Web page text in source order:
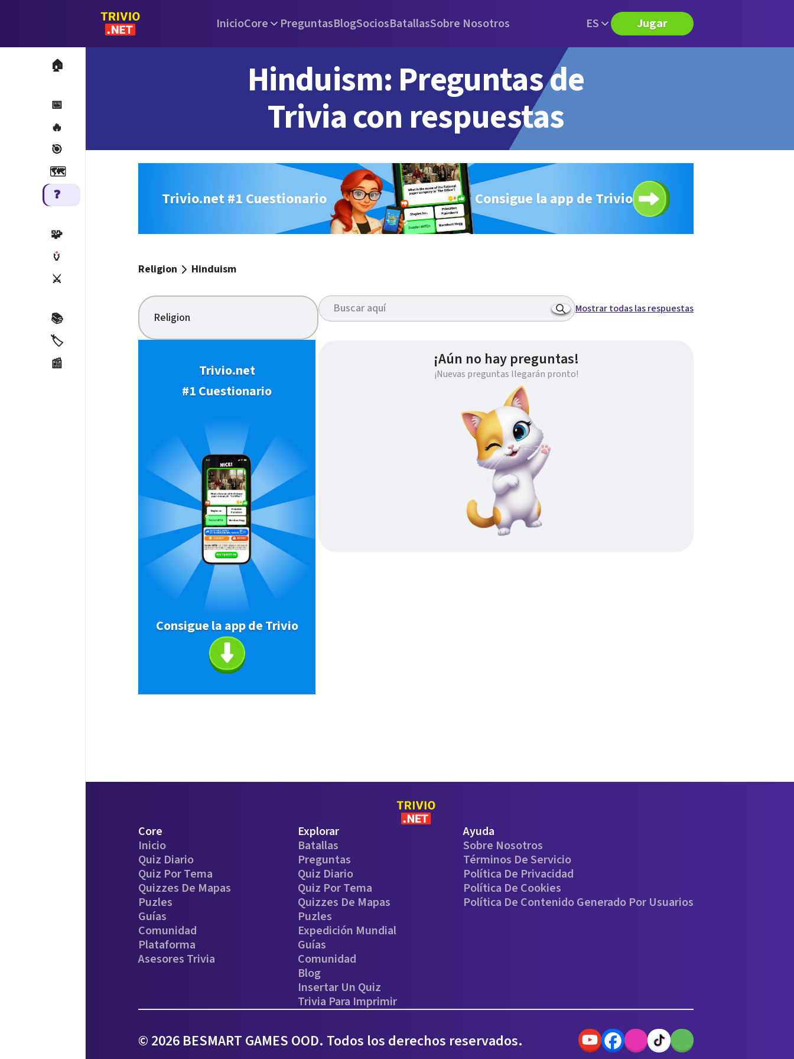
InicioCore PreguntasBlogSociosBatallasSobre Nosotros ES Jugar
🏠
📅
🔥
🎯
🗺️
❓
🧩
🏺
⚔️
📚
🏷️
📰
Hinduism: Preguntas de
Trivia con respuestas
Trivio.net #1 Cuestionario Consigue la app de Trivio
Religion Hinduism
Religion
Trivio.net
#1 Cuestionario
Consigue la app de Trivio
Mostrar todas las respuestas
¡Aún no hay preguntas!
¡Nuevas preguntas llegarán pronto!
Core
Inicio
Quiz Diario
Quiz Por Tema
Quizzes De Mapas
Puzles
Guías
Comunidad
Plataforma
Asesores Trivia
Explorar
Batallas
Preguntas
Quiz Diario
Quiz Por Tema
Quizzes De Mapas
Puzles
Expedición Mundial
Guías
Comunidad
Blog
Insertar Un Quiz
Trivia Para Imprimir
Ayuda
Sobre Nosotros
Términos De Servicio
Política De Privacidad
Política De Cookies
Política De Contenido Generado Por Usuarios
© 2026 BESMART GAMES OOD. Todos los derechos reservados.